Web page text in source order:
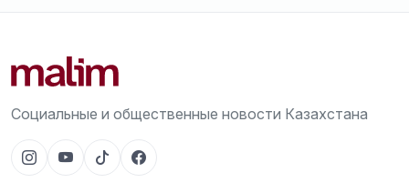
Социальные и общественные новости Казахстана